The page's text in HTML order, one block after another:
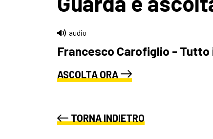
audio
Francesco Carofiglio -
ASCOLTA ORA
TORNA INDIETRO